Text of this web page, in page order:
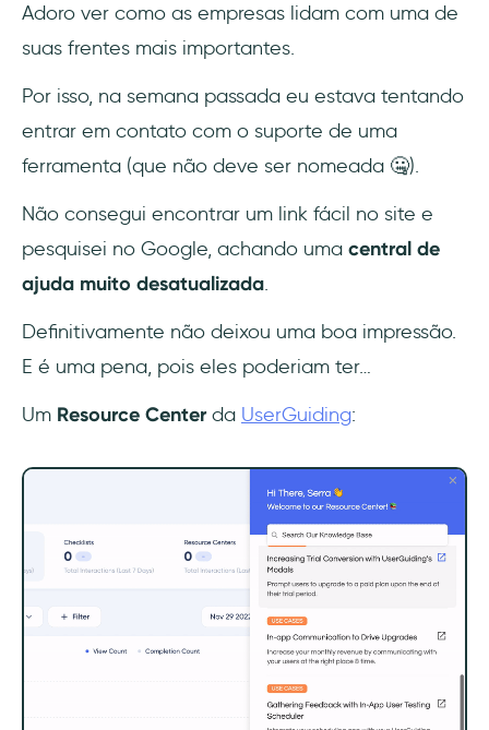
Adoro ver como as empresas lidam com uma de
suas frentes mais importantes.
Por isso, na semana passada eu estava tentando
entrar em contato com o suporte de uma
ferramenta (que não deve ser nomeada 🤐).
Não consegui encontrar um link fácil no site e
pesquisei no Google, achando uma central de
ajuda muito desatualizada.
Definitivamente não deixou uma boa impressão.
E é uma pena, pois eles poderiam ter…
Um Resource Centerda UserGuiding: